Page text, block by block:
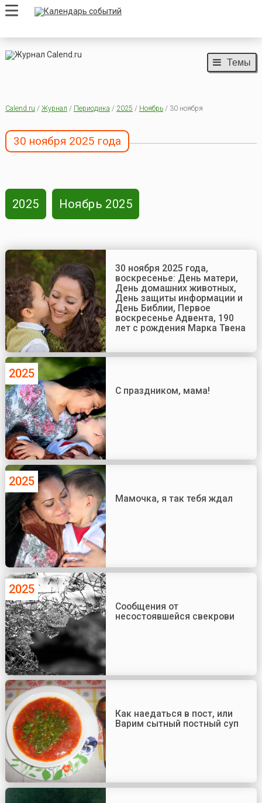
Темы
Calend.ru / Журнал / Периодика / 2025 / Ноябрь/ 30 ноября
30 ноября 2025 года
2025 Ноябрь 2025
30 ноября 2025 года,
воскресенье: День матери,
День домашних животных,
День защиты информации и
День Библии, Первое
воскресенье Адвента, 190
лет с рождения Марка Твена
2025
С праздником, мама!
2025
Мамочка, я так тебя ждал
2025
Сообщения от
несостоявшейся свекрови
Как наедаться в пост, или
Варим сытный постный суп